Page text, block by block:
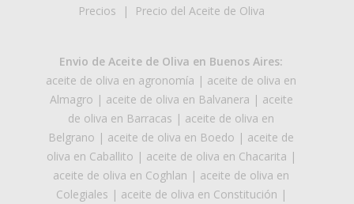
Precios | Precio del Aceite de Oliva
Envio de Aceite de Oliva en Buenos Aires:
aceite de oliva en agronomía | aceite de oliva en
Almagro | aceite de oliva en Balvanera | aceite
de oliva en Barracas | aceite de oliva en
Belgrano | aceite de oliva en Boedo | aceite de
oliva en Caballito | aceite de oliva en Chacarita |
aceite de oliva en Coghlan | aceite de oliva en
Colegiales | aceite de oliva en Constitución |